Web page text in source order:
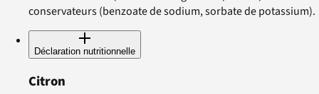
conservateurs (benzoate de sodium, sorbate de potassium).
Déclaration nutritionnelle
Citron